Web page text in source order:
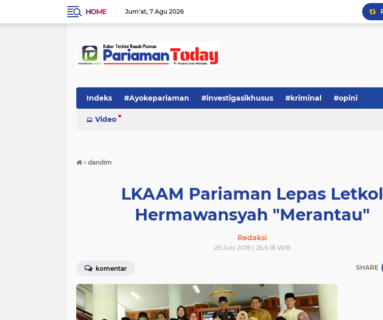
HOME Jum'at 7 Agu 2026
Indeks #Ayokepariaman #investigasikhusus #kriminal #opini
Video
› dandim
LKAAM Pariaman Lepas Letkol
Hermawansyah "Merantau"
Redaksi
26 Juni 2018 | 26.6.18 WIB
komentar SHARE